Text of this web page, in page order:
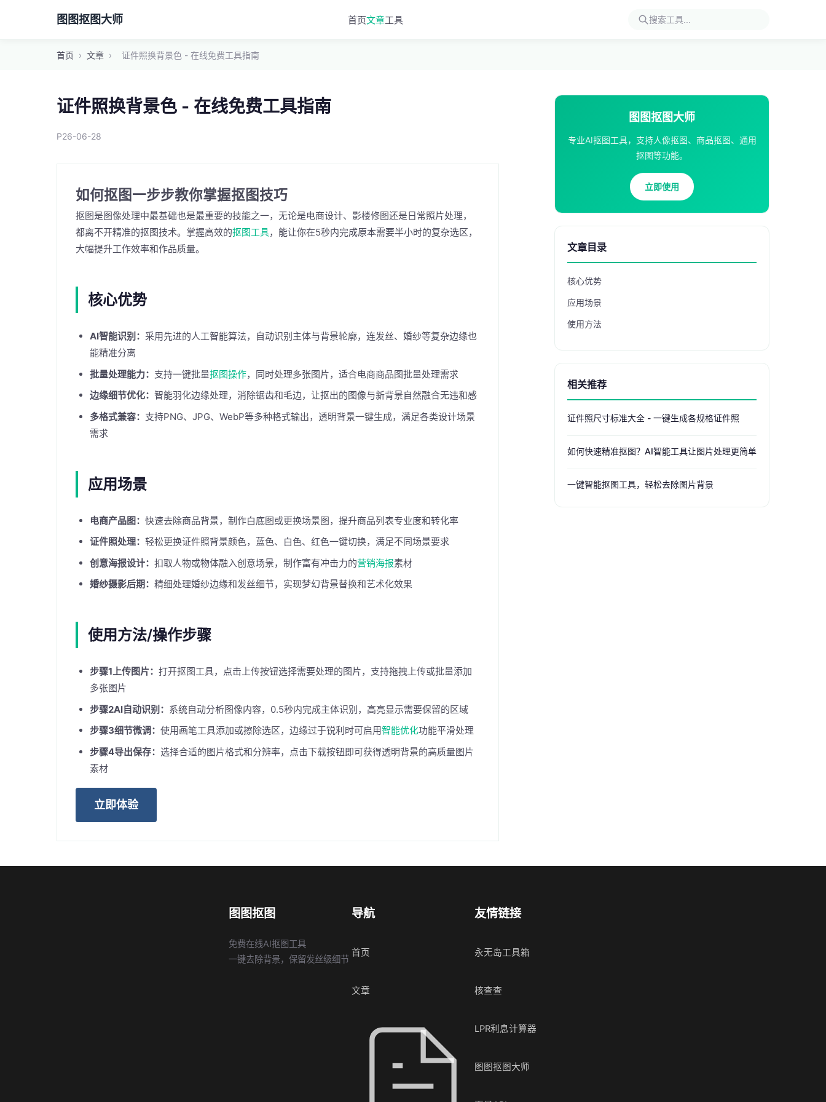
图图抠图大师 首页文章工具
首页 › 文章 › 证件照换背景色 - 在线免费工具指南
证件照换背景色 - 在线免费工具指南
P26-06-28
如何抠图一步步教你掌握抠图技巧
抠图是图像处理中最基础也是最重要的技能之一，无论是电商设计、影楼修图还是日常照片处理，
都离不开精准的抠图技术。掌握高效的抠图工具，能让你在5秒内完成原本需要半小时的复杂选区，
大幅提升工作效率和作品质量。
核心优势
AI智能识别： 采用先进的人工智能算法，自动识别主体与背景轮廓，连发丝、婚纱等复杂边缘也
能精准分离
批量处理能力： 支持一键批量抠图操作，同时处理多张图片，适合电商商品图批量处理需求
边缘细节优化： 智能羽化边缘处理，消除锯齿和毛边，让抠出的图像与新背景自然融合无违和感
多格式兼容： 支持PNG、JPG、WebP等多种格式输出，透明背景一键生成，满足各类设计场景
需求
应用场景
电商产品图： 快速去除商品背景，制作白底图或更换场景图，提升商品列表专业度和转化率
证件照处理： 轻松更换证件照背景颜色，蓝色、白色、红色一键切换，满足不同场景要求
创意海报设计： 扣取人物或物体融入创意场景，制作富有冲击力的营销海报素材
婚纱摄影后期： 精细处理婚纱边缘和发丝细节，实现梦幻背景替换和艺术化效果
使用方法/操作步骤
步骤1上传图片： 打开抠图工具，点击上传按钮选择需要处理的图片，支持拖拽上传或批量添加
多张图片
步骤2AI自动识别： 系统自动分析图像内容，0.5秒内完成主体识别，高亮显示需要保留的区域
步骤3细节微调： 使用画笔工具添加或擦除选区，边缘过于锐利时可启用智能优化功能平滑处理
步骤4导出保存： 选择合适的图片格式和分辨率，点击下载按钮即可获得透明背景的高质量图片
素材
立即体验
图图抠图大师
专业AI抠图工具，支持人像抠图、商品抠图、通用
抠图等功能。
立即使用
文章目录
核心优势
应用场景
使用方法
相关推荐
证件照尺寸标准大全 - 一键生成各规格证件照
如何快速精准抠图？AI智能工具让图片处理更简单
一键智能抠图工具，轻松去除图片背景
图图抠图
免费在线AI抠图工具
一键去除背景，保留发丝级细节
导航
首页
文章
友情链接
永无岛工具箱
核查查
LPR利息计算器
图图抠图大师